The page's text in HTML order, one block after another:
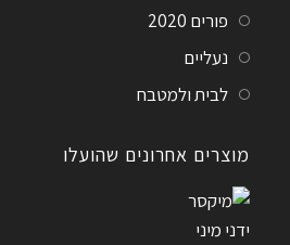
פורים 2020
נעליים
לבית ולמטבח
מוצרים אחרונים שהועלו